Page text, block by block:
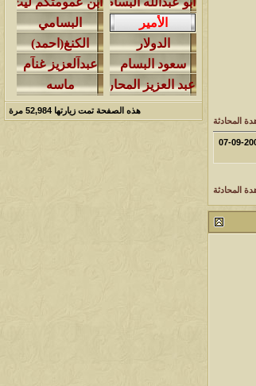
المحادثة
07-09-
المحادثة
هذه الصفحة تمت زيارتها 52,984 مرة